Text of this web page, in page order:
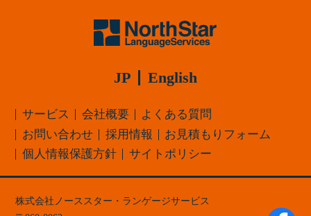
JP English
サービス 会社概要
よくある質問
お問い合わせ
採用情報
お見積もりフォーム
個人情報保護方針
サイトポリシー
株式会社ノーススター・ランゲージサービス